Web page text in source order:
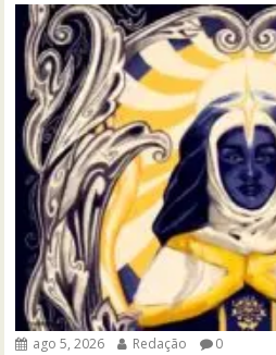
ago 5, 2026 Redação 0